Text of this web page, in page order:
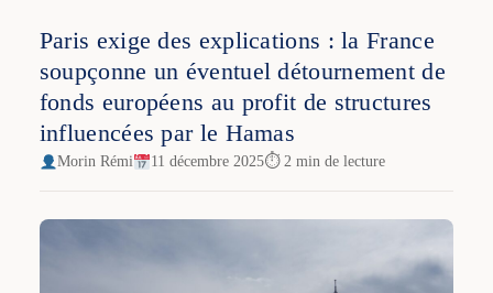
Paris exige des explications : la France
soupçonne un éventuel détournement de
fonds européens au profit de structures
influencées par le Hamas
Morin Rémi 11 décembre 2025⏱ 2 min de lecture